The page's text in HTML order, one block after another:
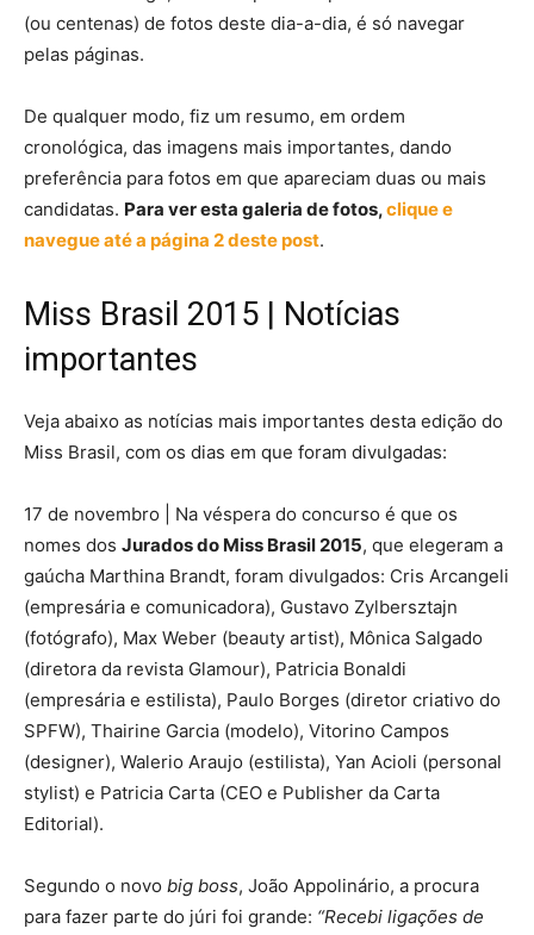
(ou centenas) de fotos deste dia-a-dia, é só navegar
pelas páginas.
De qualquer modo, fiz um resumo, em ordem
cronológica, das imagens mais importantes, dando
preferência para fotos em que apareciam duas ou mais
candidatas. Para ver esta galeria de fotos,clique e
navegue até a página 2 deste post.
Miss Brasil 2015 | Notícias
importantes
Veja abaixo as notícias mais importantes desta edição do
Miss Brasil, com os dias em que foram divulgadas:
17 de novembro | Na véspera do concurso é que os
nomes dos Jurados do Miss Brasil 2015, que elegeram a
gaúcha Marthina Brandt, foram divulgados: Cris Arcangeli
(empresária e comunicadora), Gustavo Zylbersztajn
(fotógrafo), Max Weber (beauty artist), Mônica Salgado
(diretora da revista Glamour), Patricia Bonaldi
(empresária e estilista), Paulo Borges (diretor criativo do
SPFW), Thairine Garcia (modelo), Vitorino Campos
(designer), Walerio Araujo (estilista), Yan Acioli (personal
stylist) e Patricia Carta (CEO e Publisher da Carta
Editorial).
Segundo o novo big boss, João Appolinário, a procura
para fazer parte do júri foi grande: “Recebi ligações de